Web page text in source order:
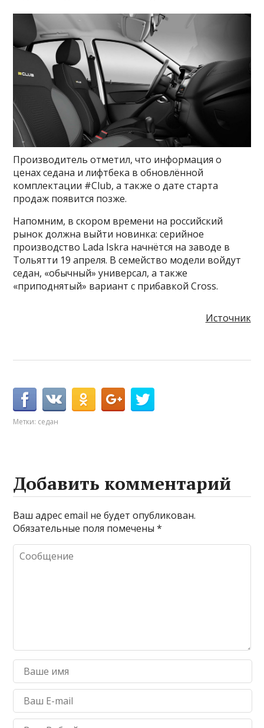
Производитель отметил, что информация о
ценах седана и лифтбека в обновлённой
комплектации #Club, а также о дате старта
продаж появится позже.
Напомним, в скором времени на российский
рынок должна выйти новинка: серийное
производство Lada Iskra начнётся на заводе в
Тольятти 19 апреля. В семейство модели войдут
седан, «обычный» универсал, а также
«приподнятый» вариант с прибавкой Cross.
Источник
Метки: седан
Добавить комментарий
Ваш адрес email не будет опубликован.
Обязательные поля помечены*